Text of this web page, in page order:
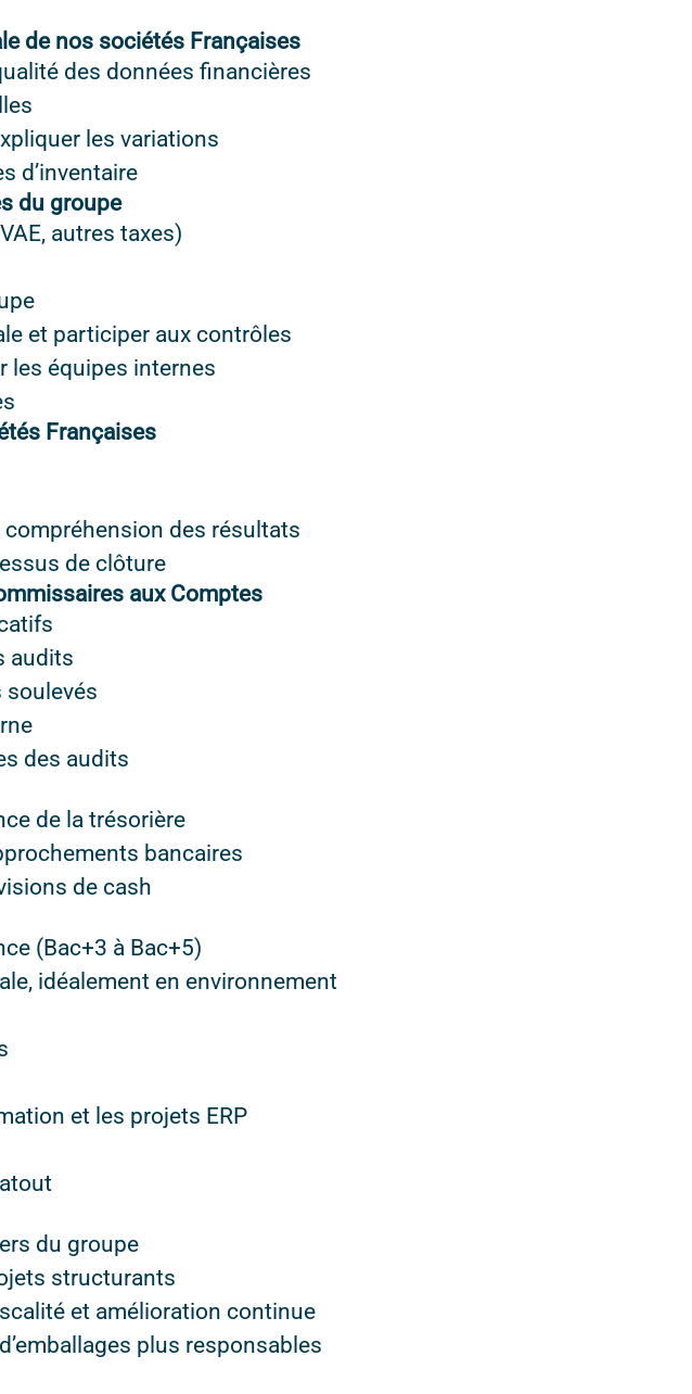
de nos sociétés Françaises
des données financières
les variations
d’inventaire
du groupe
autres taxes)
et participer aux contrôles
les équipes internes
Françaises
des résultats
de clôture
aux Comptes
audits
soulevés
des audits
de la trésorière
bancaires
de cash
(Bac+3 à Bac+5)
idéalement en environnement
et les projets ERP
du groupe
structurants
et amélioration continue
plus responsables